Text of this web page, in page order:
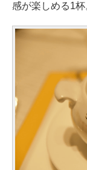
感が楽しめる1杯